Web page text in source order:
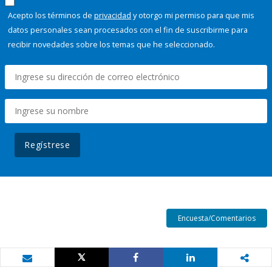
Acepto los términos de privacidad y otorgo mi permiso para que mis
datos personales sean procesados con el fin de suscribirme para
recibir novedades sobre los temas que he seleccionado.
Regístrese
Encuesta/Comentarios